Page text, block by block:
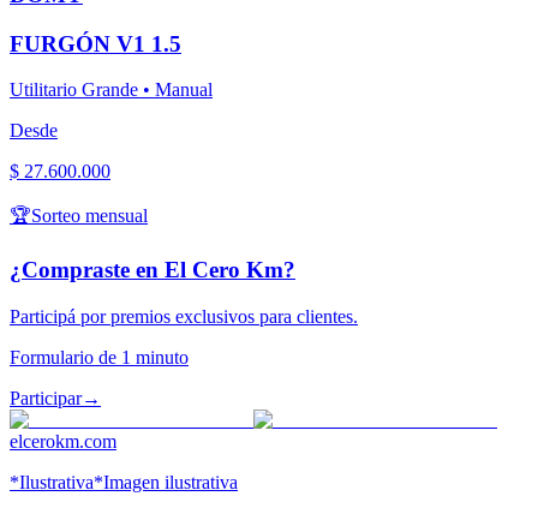
FURGÓN V1 1.5
Utilitario Grande • Manual
Desde
$ 27.600.000
🏆Sorteo mensual
¿Compraste en El Cero Km?
Participá por premios exclusivos para clientes.
Formulario de 1 minuto
Participar→
elcerokm.com
*Ilustrativa*Imagen ilustrativa